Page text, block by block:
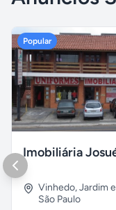
Popular
Vinhedo,Jardim
São Paulo